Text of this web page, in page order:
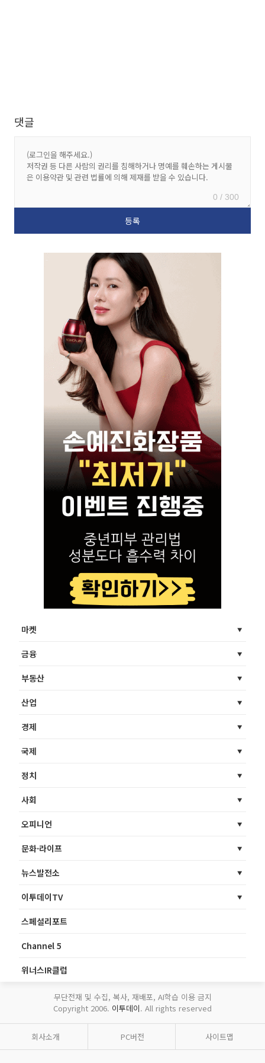
댓글
0 / 300
마켓
금융
부동산
산업
경제
국제
정치
사회
오피니언
문화·라이프
뉴스발전소
이투데이TV
스페셜리포트
Channel 5
위너스IR클럽
무단전재 및 수집, 복사, 재배포, AI학습 이용 금지
Copyright 2006. 이투데이. All rights reserved
회사소개 PC버전 사이트맵